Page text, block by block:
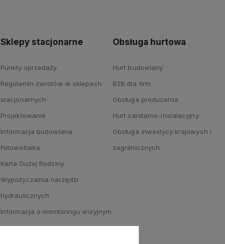
Sklepy stacjonarne
Punkty sprzedaży
Regulamin zwrotów w sklepach
stacjonarnych
Projektowanie
Informacja budowlana
Fotowoltaika
Karta Dużej Rodziny
Wypożyczalnia narzędzi
hydraulicznych
Informacja o monitoringu wizyjnym
Obsługa hurtowa
Hurt budowlany
B2B dla firm
Obsługa producenta
Hurt sanitarno-instalacyjny
Obsługa inwestycji krajowych i
zagranicznych